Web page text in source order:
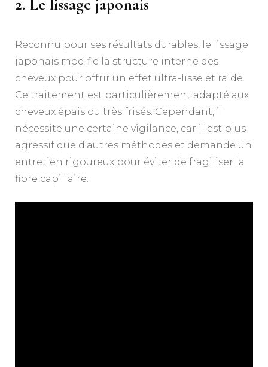
Reconnu pour ses résultats durables, le lissage
japonais modifie la structure interne des
cheveux pour offrir un effet ultra-lisse et raide.
Ce traitement est particulièrement adapté aux
cheveux épais ou très frisés. Cependant, il
nécessite une certaine vigilance, car il est plus
agressif que d’autres méthodes et demande un
entretien rigoureux pour éviter de fragiliser la
fibre capillaire.